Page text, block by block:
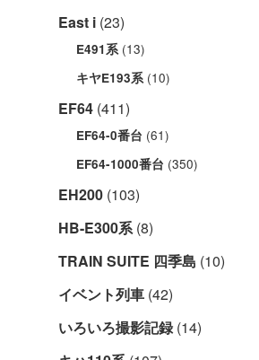
East i (23)
E491系 (13)
キヤE193系 (10)
EF64 (411)
EF64-0番台 (61)
EF64-1000番台 (350)
EH200 (103)
HB-E300系(8)
TRAIN SUITE 四季島 (10)
イベント列車 (42)
いろいろ撮影記録(14)